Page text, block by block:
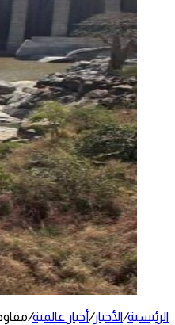
الرئيسية/الأخبار/أخبار عالمية/